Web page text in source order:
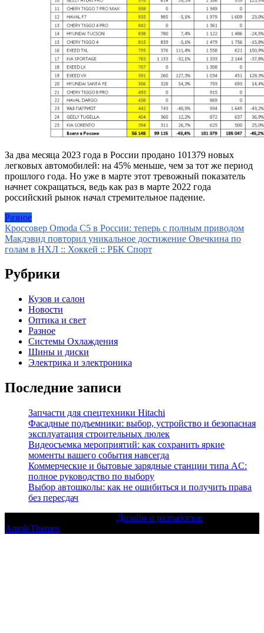
За два месяца 2023 года в России продано 101379 новых
легковых автомобилей: на 45% меньше, чем за тот же период
прошлого года. Но уже в марте этот тревожный показатель
начнет сокращаться, ведь как раз в марте 2022 года
российский рынок начал стремительное падение.
Разное
Навигация
по
Кроссовер Omoda C5 в России: теперь с полным приводом
Макдэвид повторил уникальное достижение Овечкина по
голам в НХЛ :: Хоккей :: РБК Спорт
Рубрики
Кузов и салон
Новости
Оптика и свет
Разное
Системы Охлаждения
Шины и диски
Электрика и электроника
Последние записи
Запчасти для спецтехники Hitachi
Фасадные подъемники: выбор, устройство и безопасная
эксплуатация строительных люлек
Видеосъемка мероприятий: как сохранить яркие
моменты вашего события навсегда
Коммерческие и бытовые зарядные станции типа AC:
полное руководство по выбору
Выбор автошколы: как не ошибиться и получить права
без пересдач
Дизайн и разработка:
AmpleThemes